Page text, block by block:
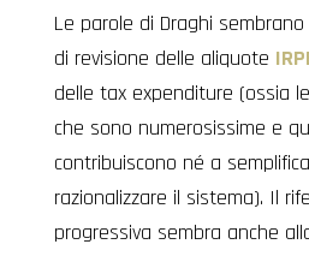
Le parole di Draghi
di revisione delle aliquote
delle tax expenditure (ossia
che sono numerosissime e
contribuiscono né a
razionalizzare il sistema). Il
progressiva sembra anche